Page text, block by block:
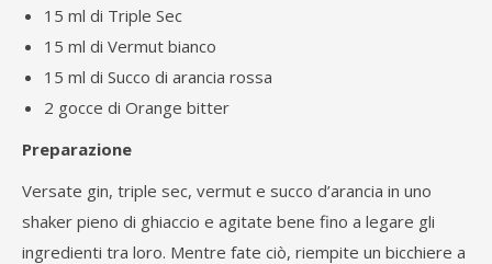
15 ml di Triple Sec
15 ml di Vermut bianco
15 ml di Succo di arancia rossa
2 gocce di Orange bitter
Preparazione
Versate gin, triple sec, vermut e succo d’arancia in uno
shaker pieno di ghiaccio e agitate bene fino a legare gli
ingredienti tra loro. Mentre fate ciò, riempite un bicchiere a